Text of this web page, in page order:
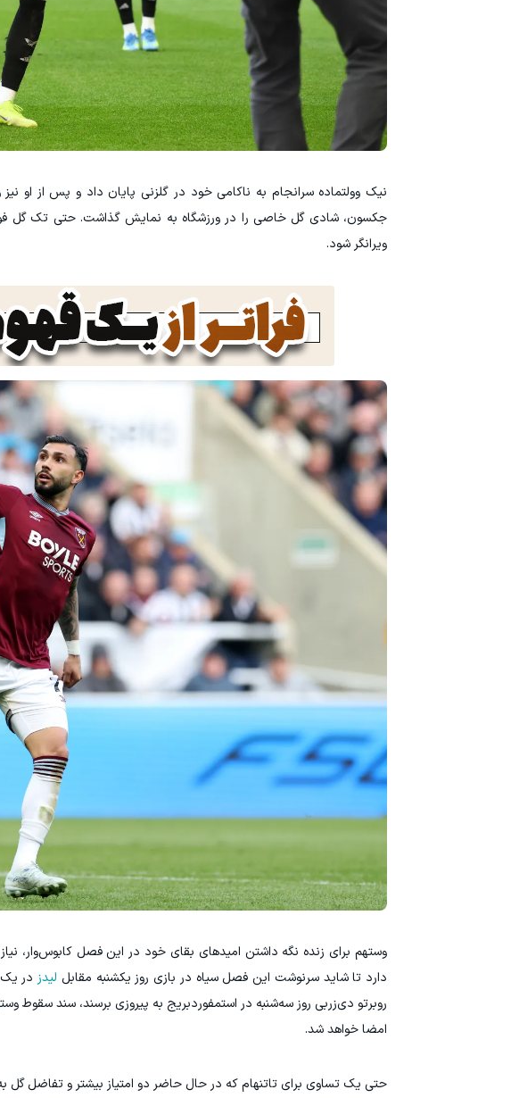
نیک وولتماده سرانجام به ناکامی خود در گلزنی پایان داد و پس از او
جکسون، شادی گل خاصی را در ورزشگاه به نمایش گذاشت. حتی تک گل
ویرانگر شود.
وستهم برای زنده نگه داشتن امیدهای بقای خود در این فصل کابوس‌وار،
دارد تا شاید سرنوشت این فصل سیاه در بازی روز یکشنبه مقابل لیدز در یک
روبرتو دی‌زربی روز سه‌شنبه در استمفوردبریج به پیروزی برسند، سند سقوط
امضا خواهد شد.
حتی یک تساوی برای تاتنهام که در حال حاضر دو امتیاز بیشتر و تفاضل گل